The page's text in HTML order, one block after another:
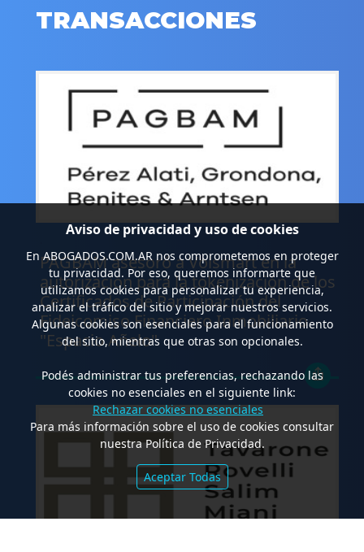
TRANSACCIONES
PAGBAM asesoró a Volsmart en la
autorización para la tokenización de los
Certificados de Participación del
Fideicomiso Financiero Inmobiliario
"Espacio Añelo"
Aviso de privacidad y uso de cookies
EnABOGADOS.COM.ARnos comprometemos en proteger
tu privacidad. Por eso, queremos informarte que
utilizamos cookies para personalizar tu experiencia,
analizar el tráfico del sitio y mejorar nuestros servicios.
Algunas cookies son esenciales para el funcionamiento
del sitio, mientras que otras son opcionales.
Podés administrar tus preferencias, rechazando las
cookies no esenciales en el siguiente link:
Rechazar cookies no esenciales
Para más información sobre el uso de cookies consultar
nuestra Política de Privacidad.
Aceptar Todas